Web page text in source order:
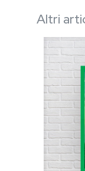
Altri